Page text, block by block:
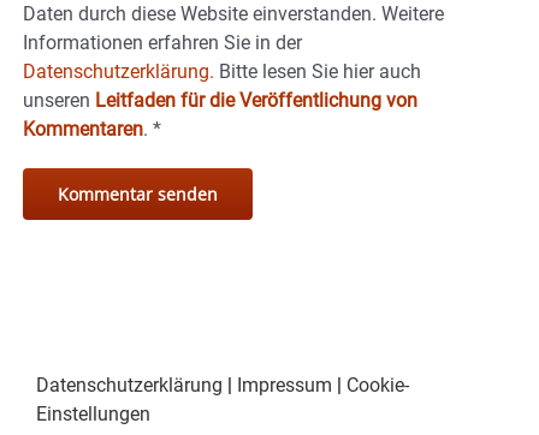
Daten durch diese Website einverstanden. Weitere
Informationen erfahren Sie in der
Datenschutzerklärung. Bitte lesen Sie hier auch
unseren Leitfaden für die Veröffentlichung von
Kommentaren. *
Datenschutzerklärung | Impressum | Cookie-
Einstellungen